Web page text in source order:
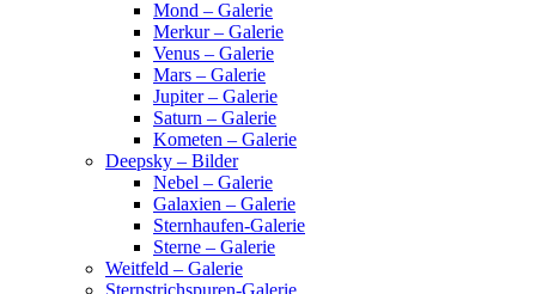
Mond – Galerie
Merkur – Galerie
Venus – Galerie
Mars – Galerie
Jupiter – Galerie
Saturn – Galerie
Kometen – Galerie
Deepsky – Bilder
Nebel – Galerie
Galaxien – Galerie
Sternhaufen-Galerie
Sterne – Galerie
Weitfeld – Galerie
Sternstrichspuren-Galerie